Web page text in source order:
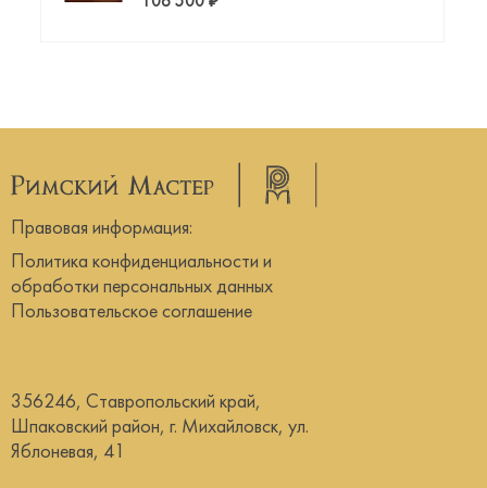
Правовая информация:
Политика конфиденциальности и
обработки персональных данных
Пользовательское соглашение
356246, Ставропольский край,
Шпаковский район, г. Михайловск, ул.
Яблоневая, 41